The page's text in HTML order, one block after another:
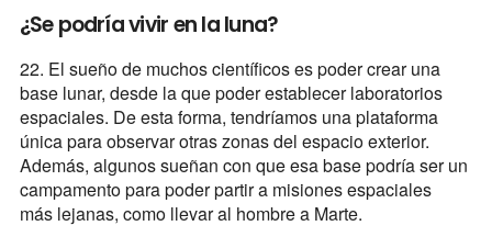
¿Se podría vivir en la luna?
22. El sueño de muchos científicos es poder crear una
base lunar, desde la que poder establecer laboratorios
espaciales. De esta forma, tendríamos una plataforma
única para observar otras zonas del espacio exterior.
Además, algunos sueñan con que esa base podría ser un
campamento para poder partir a misiones espaciales
más lejanas, como llevar al hombre a Marte.